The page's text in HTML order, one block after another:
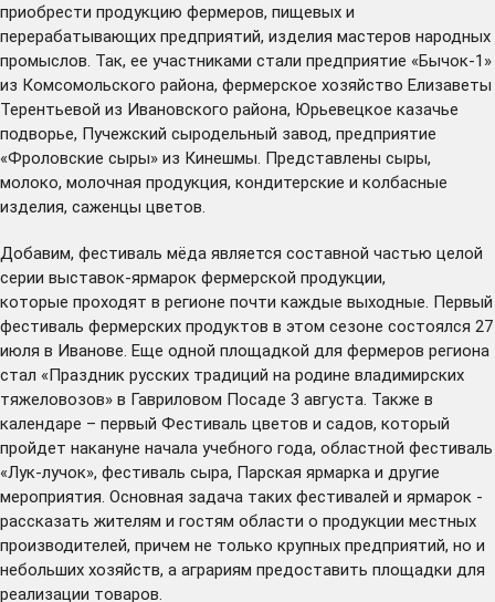
приобрести продукцию фермеров, пищевых и
перерабатывающих предприятий, изделия мастеров народных
промыслов. Так, ее участниками стали предприятие «Бычок-1»
из Комсомольского района, фермерское хозяйство Елизаветы
Терентьевой из Ивановского района, Юрьевецкое казачье
подворье, Пучежский сыродельный завод, предприятие
«Фроловские сыры» из Кинешмы. Представлены сыры,
молоко, молочная продукция, кондитерские и колбасные
изделия, саженцы цветов.
Добавим, фестиваль мёда является составной частью целой
серии выставок-ярмарок фермерской продукции,
которые проходят в регионе почти каждые выходные. Первый
фестиваль фермерских продуктов в этом сезоне состоялся 27
июля в Иванове. Еще одной площадкой для фермеров региона
стал «Праздник русских традиций на родине владимирских
тяжеловозов» в Гавриловом Посаде 3 августа. Также в
календаре – первый Фестиваль цветов и садов, который
пройдет накануне начала учебного года, областной фестиваль
«Лук-лучок», фестиваль сыра, Парская ярмарка и другие
мероприятия. Основная задача таких фестивалей и ярмарок -
рассказать жителям и гостям области о продукции местных
производителей, причем не только крупных предприятий, но и
небольших хозяйств, а аграриям предоставить площадки для
реализации товаров.